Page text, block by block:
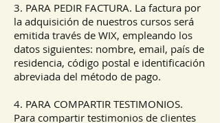
3. PARA PEDIR FACTURA. La factura por
la adquisición de nuestros cursos será
emitida través de WIX, empleando los
datos siguientes: nombre, email, país de
residencia, código postal e identificación
abreviada del método de pago.
4. PARA COMPARTIR TESTIMONIOS.
Para compartir testimonios de clientes